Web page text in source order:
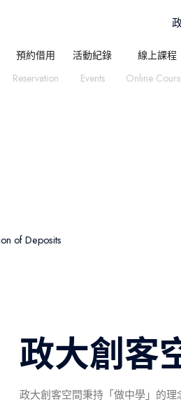
預約借用
Reservation
活動紀錄
Events
線上課程
Online
of Deposits
政大創客
政大創客空間秉持「做中學」的